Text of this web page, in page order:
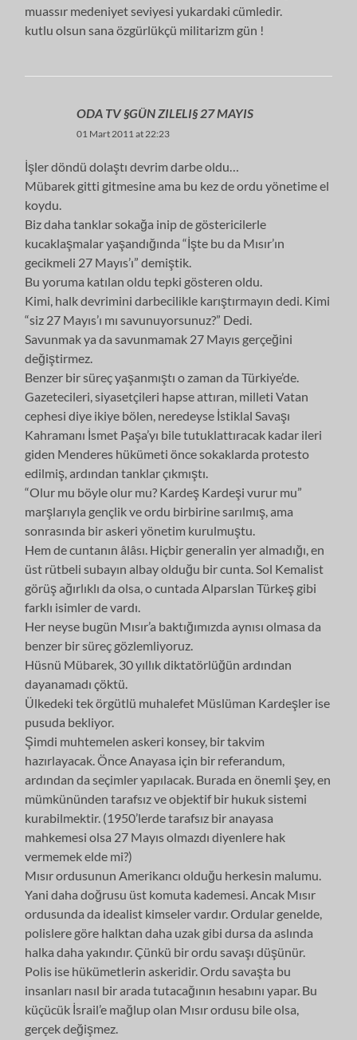
muassır medeniyet seviyesi yukardaki cümledir.
kutlu olsun sana özgürlükçü militarizm gün !
ODA TV §GÜN ZILELI§ 27 MAYIS
01 Mart 2011 at 22:23
İşler döndü dolaştı devrim darbe oldu…
Mübarek gitti gitmesine ama bu kez de ordu yönetime el
koydu.
Biz daha tanklar sokağa inip de göstericilerle
kucaklaşmalar yaşandığında “İşte bu da Mısır’ın
gecikmeli 27 Mayıs’ı” demiştik.
Bu yoruma katılan oldu tepki gösteren oldu.
Kimi, halk devrimini darbecilikle karıştırmayın dedi. Kimi
“siz 27 Mayıs’ı mı savunuyorsunuz?” Dedi.
Savunmak ya da savunmamak 27 Mayıs gerçeğini
değiştirmez.
Benzer bir süreç yaşanmıştı o zaman da Türkiye’de.
Gazetecileri, siyasetçileri hapse attıran, milleti Vatan
cephesi diye ikiye bölen, neredeyse İstiklal Savaşı
Kahramanı İsmet Paşa’yı bile tutuklattıracak kadar ileri
giden Menderes hükümeti önce sokaklarda protesto
edilmiş, ardından tanklar çıkmıştı.
“Olur mu böyle olur mu? Kardeş Kardeşi vurur mu”
marşlarıyla gençlik ve ordu birbirine sarılmış, ama
sonrasında bir askeri yönetim kurulmuştu.
Hem de cuntanın âlâsı. Hiçbir generalin yer almadığı, en
üst rütbeli subayın albay olduğu bir cunta. Sol Kemalist
görüş ağırlıklı da olsa, o cuntada Alparslan Türkeş gibi
farklı isimler de vardı.
Her neyse bugün Mısır’a baktığımızda aynısı olmasa da
benzer bir süreç gözlemliyoruz.
Hüsnü Mübarek, 30 yıllık diktatörlüğün ardından
dayanamadı çöktü.
Ülkedeki tek örgütlü muhalefet Müslüman Kardeşler ise
pusuda bekliyor.
Şimdi muhtemelen askeri konsey, bir takvim
hazırlayacak. Önce Anayasa için bir referandum,
ardından da seçimler yapılacak. Burada en önemli şey, en
mümkününden tarafsız ve objektif bir hukuk sistemi
kurabilmektir. (1950’lerde tarafsız bir anayasa
mahkemesi olsa 27 Mayıs olmazdı diyenlere hak
vermemek elde mi?)
Mısır ordusunun Amerikancı olduğu herkesin malumu.
Yani daha doğrusu üst komuta kademesi. Ancak Mısır
ordusunda da idealist kimseler vardır. Ordular genelde,
polislere göre halktan daha uzak gibi dursa da aslında
halka daha yakındır. Çünkü bir ordu savaşı düşünür.
Polis ise hükümetlerin askeridir. Ordu savaşta bu
insanları nasıl bir arada tutacağının hesabını yapar. Bu
küçücük İsrail’e mağlup olan Mısır ordusu bile olsa,
gerçek değişmez.